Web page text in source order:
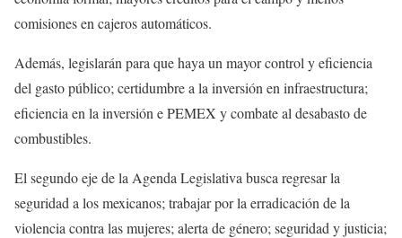
comisiones en cajeros automáticos.
Además, legislarán para que haya un mayor control y eficiencia
del gasto público; certidumbre a la inversión en infraestructura;
eficiencia en la inversión e PEMEX y combate al desabasto de
combustibles.
El segundo eje de la Agenda Legislativa busca regresar la
seguridad a los mexicanos; trabajar por la erradicación de la
violencia contra las mujeres; alerta de género; seguridad y justicia;